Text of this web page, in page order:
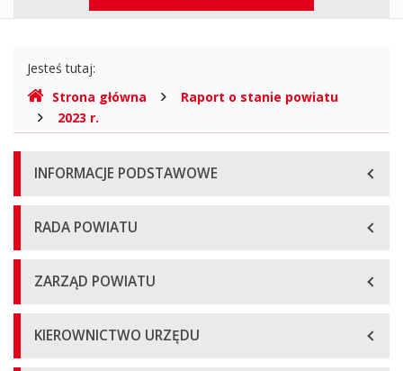
Gdzie
jesteśmy
Jesteś tutaj:
Strona główna
Raport o stanie powiatu
2023 r.
Menu
główne
INFORMACJE PODSTAWOWE
RADA POWIATU
ZARZĄD POWIATU
KIEROWNICTWO URZĘDU